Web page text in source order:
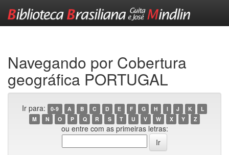
Navegando por Cobertura
geográfica PORTUGAL
Ir para: 0-9 A B C D E F G H I J K
L
M
N O P Q R S T U V W X Y Z
ou entre com as primeiras letras: